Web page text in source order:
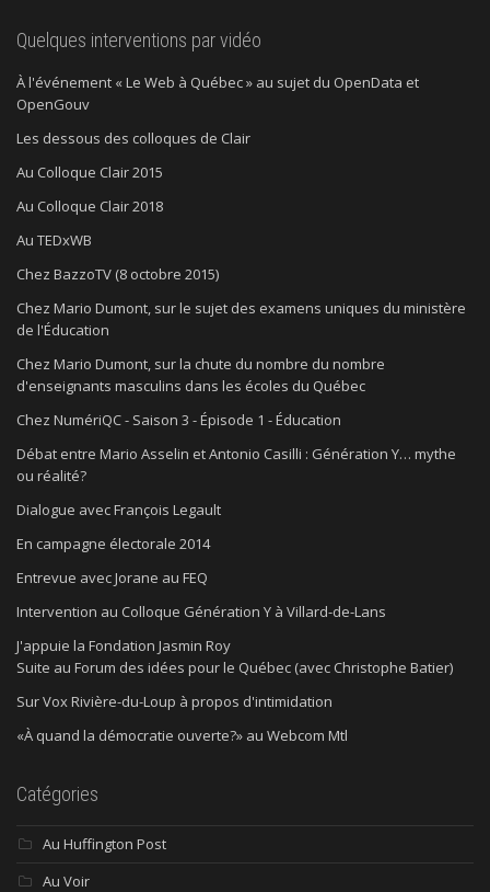
Quelques interventions par vidéo
À l'événement « Le Web à Québec » au sujet du OpenData et
OpenGouv
Les dessous des colloques de Clair
Au Colloque Clair 2015
Au Colloque Clair 2018
Au TEDxWB
Chez BazzoTV (8 octobre 2015)
Chez Mario Dumont, sur le sujet des examens uniques du ministère
de l'Éducation
Chez Mario Dumont, sur la chute du nombre du nombre
d'enseignants masculins dans les écoles du Québec
Chez NumériQC - Saison 3 - Épisode 1 - Éducation
Débat entre Mario Asselin et Antonio Casilli : Génération Y… mythe
ou réalité?
Dialogue avec François Legault
En campagne électorale 2014
Entrevue avec Jorane au FEQ
Intervention au Colloque Génération Y à Villard-de-Lans
J'appuie la Fondation Jasmin Roy
Suite au Forum des idées pour le Québec (avec Christophe Batier)
Sur Vox Rivière-du-Loup à propos d'intimidation
«À quand la démocratie ouverte?» au Webcom Mtl
Catégories
Au Huffington Post
Au Voir